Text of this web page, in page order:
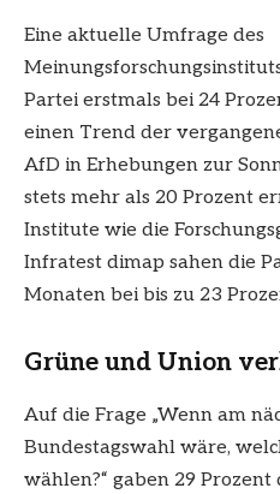
Eine aktuelle Umfrage des
Partei erstmals bei 24
einen Trend der
AfD in Erhebungen zur
stets mehr als 20 Prozent
Institute wie die
Infratest dimap sahen die
Monaten bei bis zu 23
Grüne und Union
Auf die Frage „Wenn am
Bundestagswahl wäre,
wählen?“ gaben 29